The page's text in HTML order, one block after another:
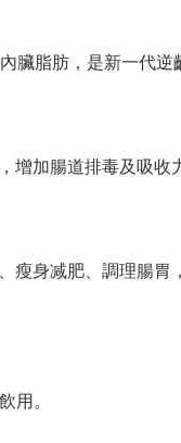
臟脂肪，是新一代逆
加腸道排毒及吸收
瘦身减肥、調理腸胃，
用。